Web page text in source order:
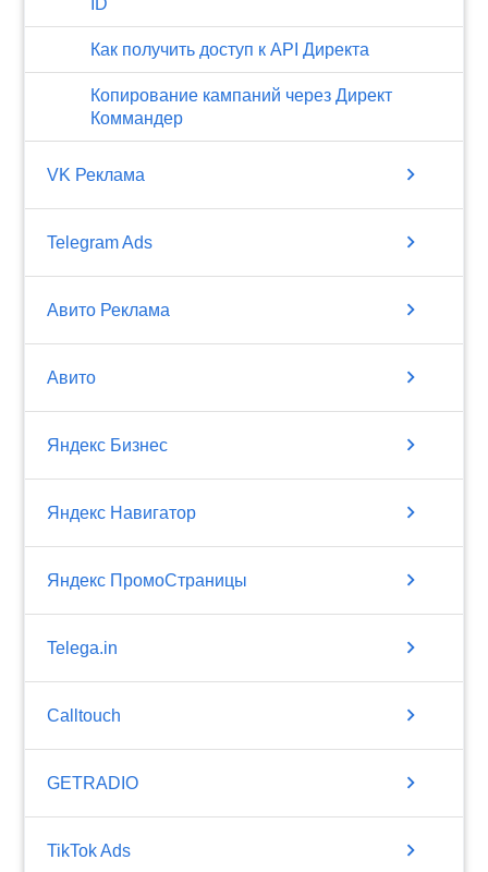
ID
Как получить доступ к API Директа
Копирование кампаний через Директ
Коммандер
VK Реклама chevron_right
Telegram Ads chevron_right
Авито Реклама chevron_right
Авито chevron_right
Яндекс Бизнес chevron_right
Яндекс Навигатор chevron_right
Яндекс ПромоСтраницы chevron_right
Telega.in chevron_right
Calltouch chevron_right
GETRADIO chevron_right
TikTok Ads chevron_right